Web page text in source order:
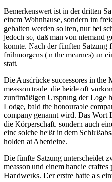
Bemerkenswert ist in der dritten
einem Wohnhause, sondern im
gehalten werden sollten, nur bei
jedoch so, daß man von niemand
konnte. Nach der fünften Satzung
frühmorgens (in the mearnes) an
statt.
Die Ausdrücke successores in the
measson trade, die beide oft
zunftmäßigen Ursprung der Loge
Lodge, bald the honourable
company genannt wird. Das Wort
die Körperschaft, sondern auch
eine solche heißt in dem
holden at Aberdeine.
Die fünfte Satzung unterscheidet
measson und einem handie
Handwerks. Der erstre hatte als